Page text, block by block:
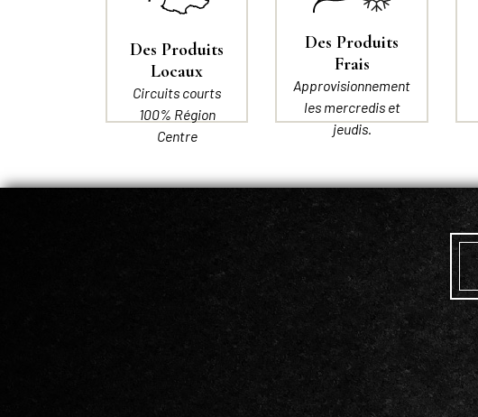
Des Produits
Locaux
Circuits courts
100% Région
Centre
Des Produits
Frais
Approvisionnement
les mercredis et
jeudis.